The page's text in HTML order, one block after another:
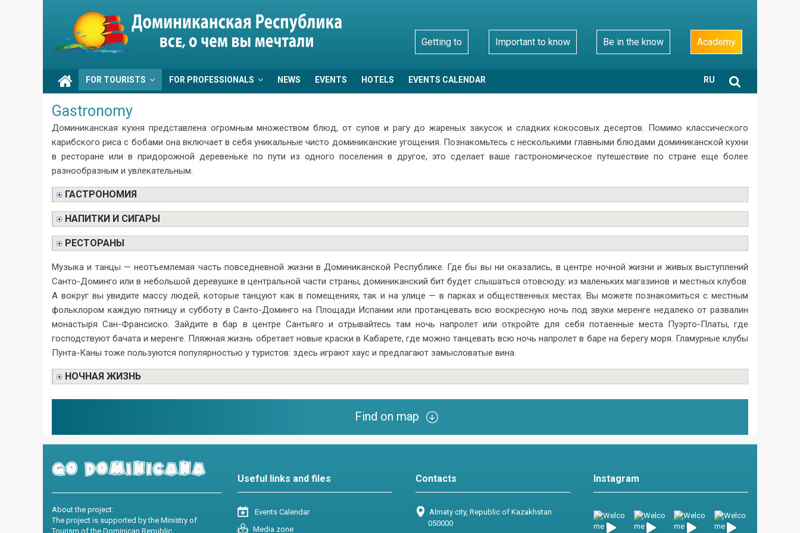
Go
Dominicana
Getting to Important to know Be in the know Academy
FOR TOURISTS FOR PROFESSIONALS NEWS EVENTS HOTELS EVENTS CALENDAR RU
Gastronomy
Доминиканская кухня представлена огромным множеством блюд, от супов и рагу до жареных закусок и сладких кокосовых десертов. Помимо классического
карибского риса с бобами она включает в себя уникальные чисто доминиканские угощения. Познакомьтесь с несколькими главными блюдами доминиканской кухни
в ресторане или в придорожной деревеньке по пути из одного поселения в другое, это сделает ваше гастрономическое путешествие по стране еще более
разнообразным и увлекательным.
ГАСТРОНОМИЯ
НАПИТКИ И СИГАРЫ
РЕСТОРАНЫ
Музыка и танцы — неотъемлемая часть повседневной жизни в Доминиканской Республике. Где бы вы ни оказались, в центре ночной жизни и живых выступлений
Санто-Доминго или в небольшой деревушке в центральной части страны, доминиканский бит будет слышаться отовсюду: из маленьких магазинов и местных клубов.
А вокруг вы увидите массу людей, которые танцуют как в помещениях, так и на улице — в парках и общественных местах. Вы можете познакомиться с местным
фольклором каждую пятницу и субботу в Санто-Доминго на Площади Испании или протанцевать всю воскресную ночь под звуки меренге недалеко от развалин
монастыря Сан-Франсиско. Зайдите в бар в центре Сантьяго и отрывайтесь там ночь напролет или откройте для себя потаенные места Пуэрто-Платы, где
господствуют бачата и меренге. Пляжная жизнь обретает новые краски в Кабарете, где можно танцевать всю ночь напролет в баре на берегу моря. Гламурные клубы
Пунта-Каны тоже пользуются популярностью у туристов: здесь играют хаус и предлагают замысловатые вина.
НОЧНАЯ ЖИЗНЬ
Find on map
About the project:
The project is supported by the Ministry of
Tourism of the Dominican Republic
Useful links and files
Events Calendar
Media zone
Contacts
Almaty city, Republic of Kazakhstan
050000
Instagram